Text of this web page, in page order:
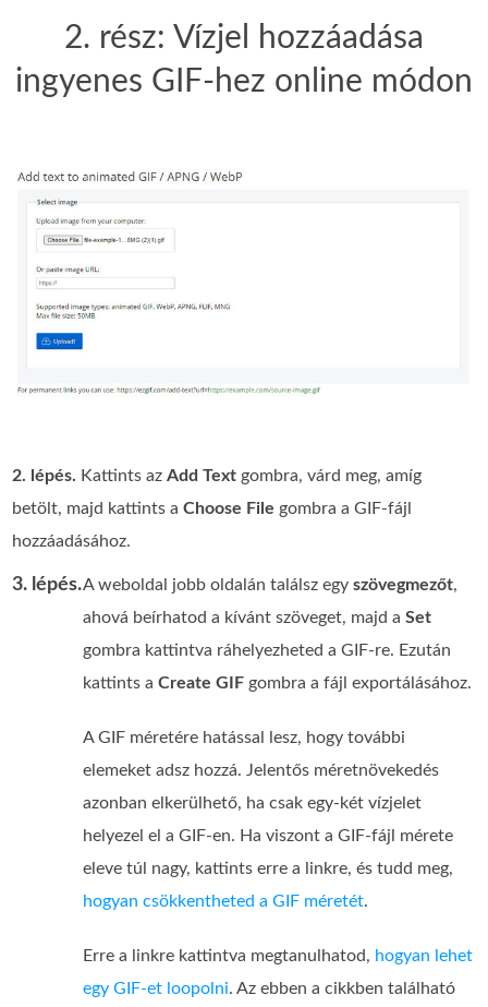
2. rész: Vízjel hozzáadása
ingyenes GIF-hez online módon
2. lépés. Kattints azAdd Text gombra, várd meg, amíg
betölt, majd kattints aChoose File gombra a GIF-fájl
hozzáadásához.
3. lépés.A weboldal jobb oldalán találsz egyszövegmezőt,
ahová beírhatod a kívánt szöveget, majd aSet
gombra kattintva ráhelyezheted a GIF-re. Ezután
kattints aCreate GIF gombra a fájl exportálásához.
A GIF méretére hatással lesz, hogy további
elemeket adsz hozzá. Jelentős méretnövekedés
azonban elkerülhető, ha csak egy-két vízjelet
helyezel el a GIF-en. Ha viszont a GIF-fájl mérete
eleve túl nagy, kattints erre a linkre, és tudd meg,
hogyan csökkentheted a GIF méretét.
Erre a linkre kattintva megtanulhatod, hogyan lehet
egy GIF-et loopolni. Az ebben a cikkben található